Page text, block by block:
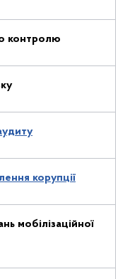
контролю
корупції
мобілізаційної